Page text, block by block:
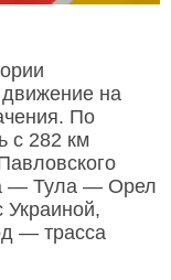
на
По
с 282 км
— Тула — Орел
— трасса